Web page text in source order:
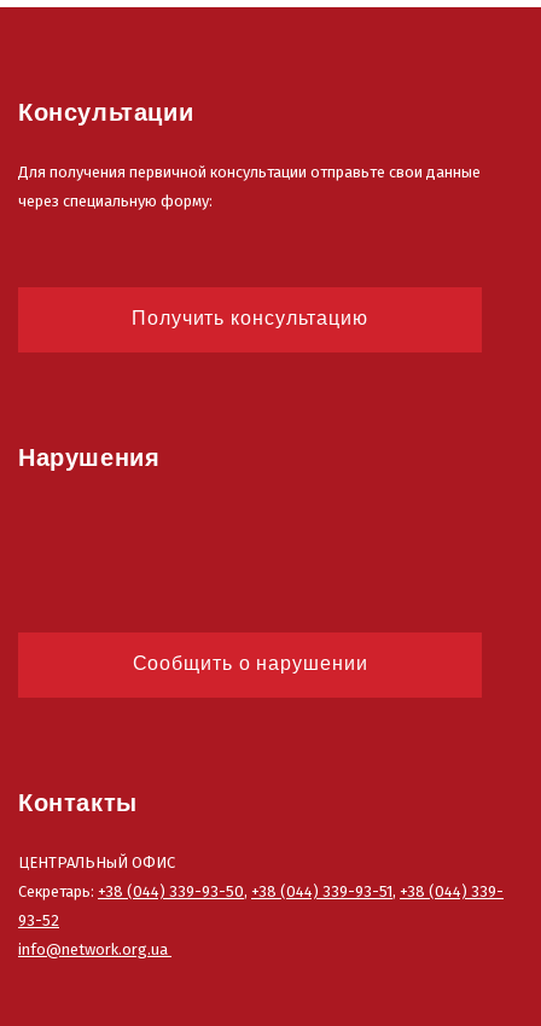
Консультации
Для получения первичной консультации отправьте свои данные
через специальную форму:
Получить консультацию
Нарушения
Сообщить о нарушении
Контакты
ЦЕНТРАЛЬНыЙ ОФИС
Секретарь: +38 (044) 339-93-50, +38 (044) 339-93-51, +38 (044) 339-
93-52
info@network.org.ua